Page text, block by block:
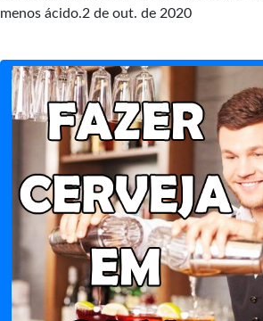
menos ácido.2 de out. de 2020